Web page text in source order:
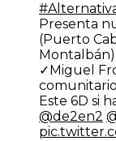
Presenta
(Puerto
✓Miguel
Este 6D si
@de2en2